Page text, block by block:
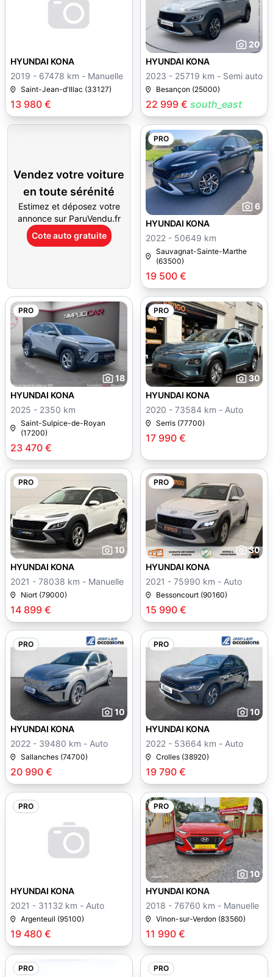
13 980 €
HYUNDAI KONA
2019 - 67478 km - Manuelle
Saint-Jean-d'Illac (33127)
20
22 999 € south_east
HYUNDAI KONA
2023 - 25719 km - Semi auto
Besançon (25000)
Vendez votre voiture
en toute sérénité
Estimez et déposez votre
annonce sur ParuVendu.fr
Cote auto gratuite
PRO
6
19 500 €
HYUNDAI KONA
2022 - 50649 km
Sauvagnat-Sainte-Marthe
(63500)
PRO
18
23 470 €
HYUNDAI KONA
2025 - 2350 km
Saint-Sulpice-de-Royan
(17200)
PRO
30
17 990 €
HYUNDAI KONA
2020 - 73584 km - Auto
Serris (77700)
PRO
10
14 899 €
HYUNDAI KONA
2021 - 78038 km - Manuelle
Niort (79000)
PRO
30
15 990 €
HYUNDAI KONA
2021 - 75990 km - Auto
Bessoncourt (90160)
PRO
10
20 990 €
HYUNDAI KONA
2022 - 39480 km - Auto
Sallanches (74700)
PRO
10
19 790 €
HYUNDAI KONA
2022 - 53664 km - Auto
Crolles (38920)
PRO
19 480 €
HYUNDAI KONA
2021 - 31132 km - Auto
Argenteuil (95100)
PRO
10
11 990 €
HYUNDAI KONA
2018 - 76760 km - Manuelle
Vinon-sur-Verdon (83560)
PRO PRO